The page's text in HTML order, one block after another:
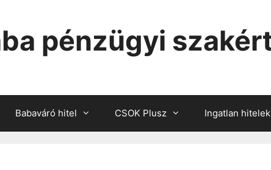
pénzügyi
Babaváró hitel CSOK Plusz Ingatlan hitelek